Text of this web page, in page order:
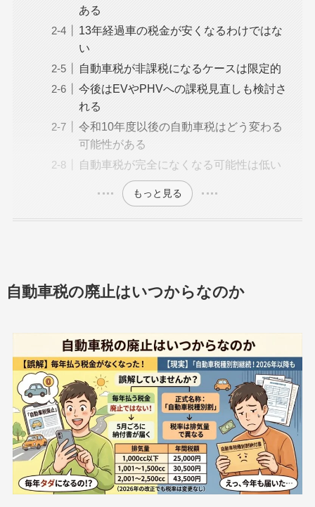
ある
13年経過車の税金が安くなるわけではな
い
自動車税が非課税になるケースは限定的
今後はEVやPHVへの課税見直しも検討さ
れる
令和10年度以後の自動車税はどう変わる
可能性がある
自動車税が完全になくなる可能性は低い
もっと見る
自動車税の廃止はいつからなのか